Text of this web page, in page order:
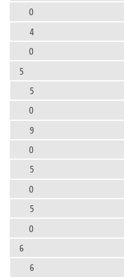
0
4
0
5
5
0
9
0
5
0
5
0
6
6